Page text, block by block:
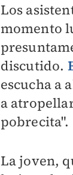
Los
momento
discutido.
escucha a
a
pobrecita".
La joven,